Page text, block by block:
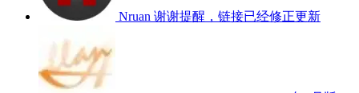
Nruan 谢谢提醒，链接已经修正更新